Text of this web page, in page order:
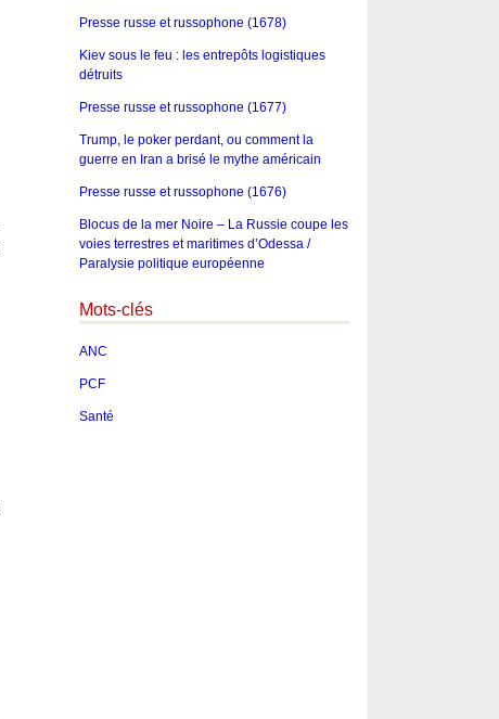
Presse russe et russophone (1678)
Kiev sous le feu : les entrepôts logistiques
détruits
Presse russe et russophone (1677)
Trump, le poker perdant, ou comment la
guerre en Iran a brisé le mythe américain
Presse russe et russophone (1676)
Blocus de la mer Noire – La Russie coupe les
voies terrestres et maritimes d’Odessa /
Paralysie politique européenne
Mots-clés
ANC
PCF
Santé